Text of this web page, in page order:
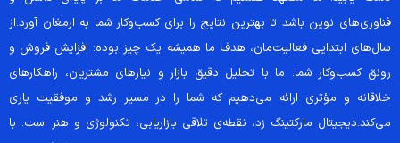
فناوری‌های نوین باشد تا بهترین نتایج را برای کسب‌وکار شما به ارمغان آورد.از
سال‌های ابتدایی فعالیت‌مان، هدف ما همیشه یک چیز بوده: افزایش فروش و
رونق کسب‌وکار شما. ما با تحلیل دقیق بازار و نیازهای مشتریان، راهکارهای
خلاقانه و مؤثری ارائه می‌دهیم که شما را در مسیر رشد و موفقیت یاری
می‌کند.دیجیتال مارکتینگ زد، نقطه‌ی تلاقی بازاریابی، تکنولوژی و هنر است. با